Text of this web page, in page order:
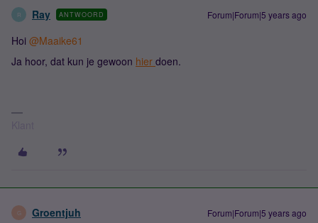
R Ray ANTWOORD Forum|Forum|5 years ago
Hoi @Maaike61
Ja hoor, dat kun je gewoon hier doen.
G Groentjuh Forum|Forum|5 years ago